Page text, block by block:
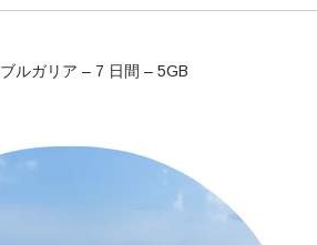
ブルガリア – 7 日間 – 5GB